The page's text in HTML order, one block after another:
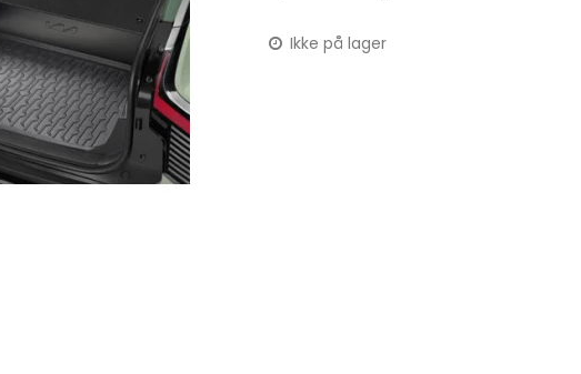
Ikke på lager